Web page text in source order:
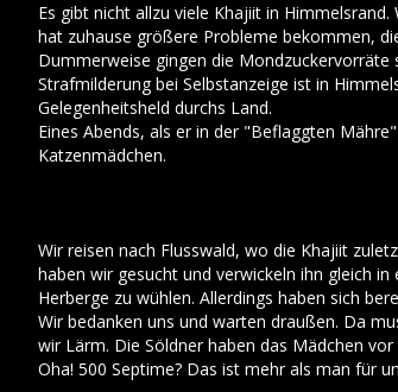
Es gibt nicht allzu viele Khajiit in
hat zuhause größere Probleme bekommen,
Dummerweise gingen die Mondzuckervorräte
Strafmilderung bei Selbstanzeige ist in
Gelegenheitsheld durchs Land.
Eines Abends, als er in der "Beflaggten
Katzenmädchen.
Wir reisen nach Flusswald, wo die Khajiit
haben wir gesucht und verwickeln ihn gleich
Herberge zu wühlen. Allerdings haben sich
Wir bedanken uns und warten draußen. Da
wir Lärm. Die Söldner haben das Mädchen
Oha! 500 Septime? Das ist mehr als man für